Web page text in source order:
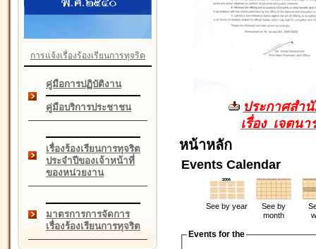
การแจ้งเรื่องร้องเรียนการทุจริต
คู่มือการปฏิบัติงาน
คู่มือบริการประชาชน
เรื่องร้องเรียนการทุจริต
ประจำปีของเจ้าหน้าที่
ของหน่วยงาน
มาตรการการจัดการ
เรื่องร้องเรียนการทุจริต
ประกาศสำ
เรื่อง เจตน
หน้าหลัก
Events Calendar
See by year
See by
month
Events for the